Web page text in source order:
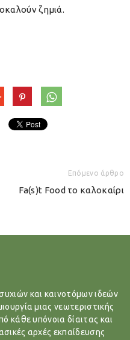
ζημιά.
Επόμενο άρθρο
Fa(s)t Food το καλοκαίρι
και καινοτόμων ιδεών
μιας νεωτεριστικής
κάθε υπόνοια δίαιτας και
αρχές εκπαίδευσης